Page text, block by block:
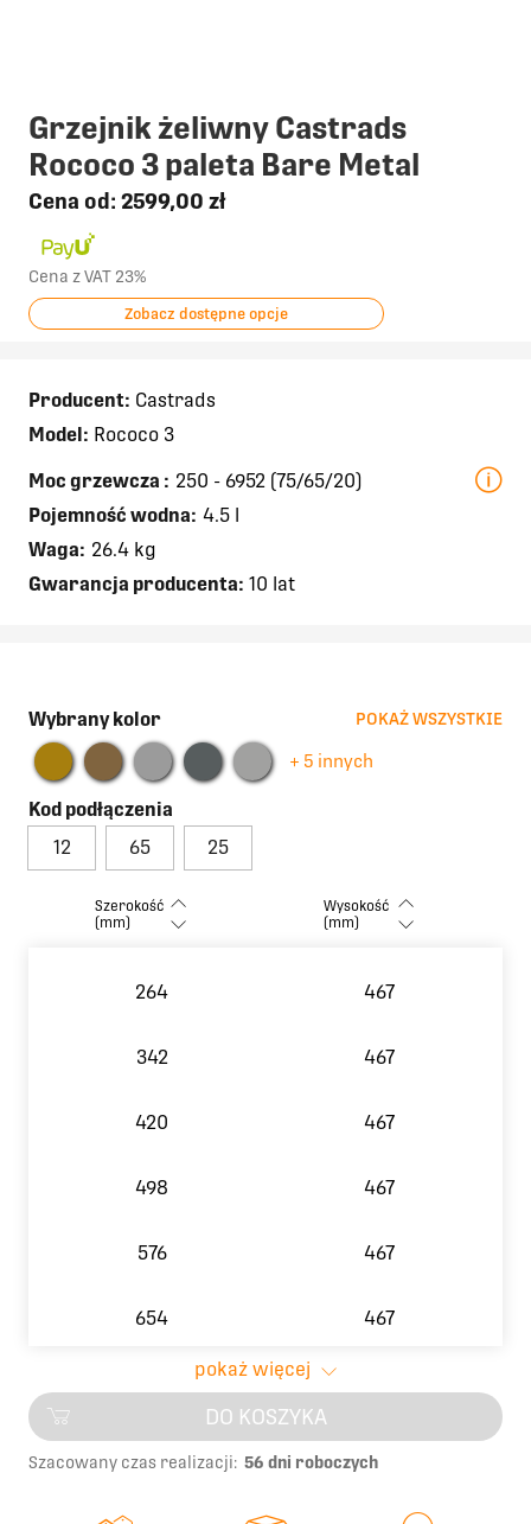
Grzejnik żeliwny Castrads
Rococo 3 paleta Bare Metal
Cena od: 2599,00 zł
Cena z VAT 23%
Zobacz dostępne opcje
Producent: Castrads
Model: Rococo 3
Moc grzewcza : 250 - 6952 (75/65/20)
Pojemność wodna: 4.5 l
Waga: 26.4 kg
Gwarancja producenta: 10 lat
Wybrany kolor POKAŻ WSZYSTKIE
+ 5 innych
Kod podłączenia
12
65 25
Szerokość
(mm)
Wysokość
(mm)
264 467
342 467
420 467
498 467
576 467
654 467
810 467
pokaż więcej
DO KOSZYKA
Szacowany czas realizacji: 56 dni roboczych